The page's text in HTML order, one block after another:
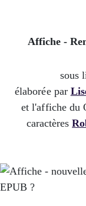
Affiche -
sous
élaborée par
et l'affiche du
caractères